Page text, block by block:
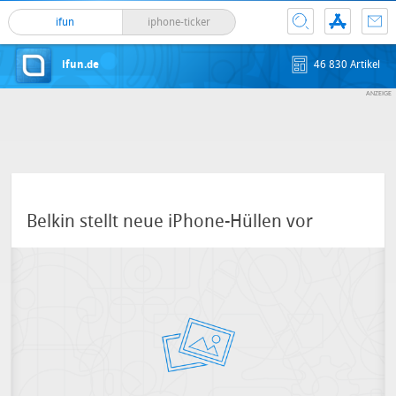
ifun iphone-ticker
ifun.de 46 830 Artikel
Belkin stellt neue iPhone-Hüllen vor